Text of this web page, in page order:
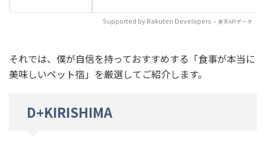
Supported by Rakuten Developers ・楽天APIデータ
それでは、僕が自信を持っておすすめする「食事が本当に
美味しいペット宿」を厳選してご紹介します。
D+KIRISHIMA